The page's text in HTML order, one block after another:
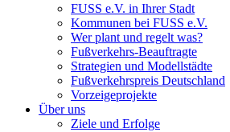
FUSS e.V. in Ihrer Stadt
Kommunen bei FUSS e.V.
Wer plant und regelt was?
Fußverkehrs-Beauftragte
Strategien und Modellstädte
Fußverkehrspreis Deutschland
Vorzeigeprojekte
Über uns
Ziele und Erfolge